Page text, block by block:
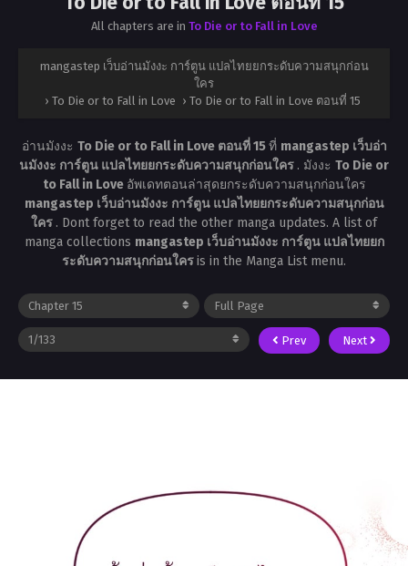
All chapters are in To Die or to Fall in Love
mangastep เว็บอ่านมังงะ การ์ตูน แปลไทยยกระดับความสนุกก่อน
ใคร
› To Die or to Fall in Love › To Die or to Fall in Love ตอนที่ 15
อ่านมังงะ To Die or to Fall in Love ตอนที่ 15ที่ mangastep เว็บอ่า
นมังงะ การ์ตูน แปลไทยยกระดับความสนุกก่อนใคร . มังงะ To Die or
to Fall in Love อัพเดทตอนล่าสุดยกระดับความสนุกก่อนใคร
mangastep เว็บอ่านมังงะ การ์ตูน แปลไทยยกระดับความสนุกก่อน
ใคร . Dont forget to read the other manga updates. A list of
manga collections mangastep เว็บอ่านมังงะ การ์ตูน แปลไทยยก
ระดับความสนุกก่อนใครis in the Manga List menu.
Prev Next